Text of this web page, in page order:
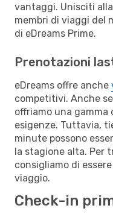
vantaggi. Unisciti
membri di viaggi del
di eDreams Prime.
Prenotazioni
eDreams offre anche
competitivi. Anche
offriamo una
esigenze. Tuttavia,
minute possono
la stagione alta. Per
consigliamo di
viaggio.
Check-in